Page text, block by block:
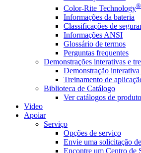
Color-Rite Technology®
Informações da bateria
Classificações de
Informações ANSI
Glossário de termos
Perguntas frequentes
Demonstrações interativas e
Demonstração
Treinamento de
Biblioteca de Catálogo
Ver catálogos de
Video
Apoiar
Serviço
Opções de serviço
Envie uma solicitação
Encontre um Centro de